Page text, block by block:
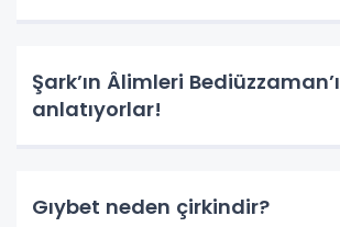
Şark’ın Âlimleri Bediüzzaman’ı
anlatıyorlar!
Gıybet neden çirkindir?